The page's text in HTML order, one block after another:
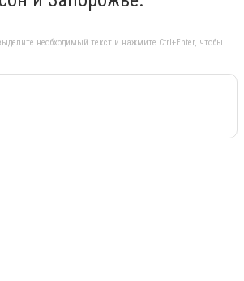
необходимый текст и нажмите Ctrl+Enter, чтобы